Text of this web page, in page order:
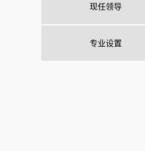
现任领导
专业设置